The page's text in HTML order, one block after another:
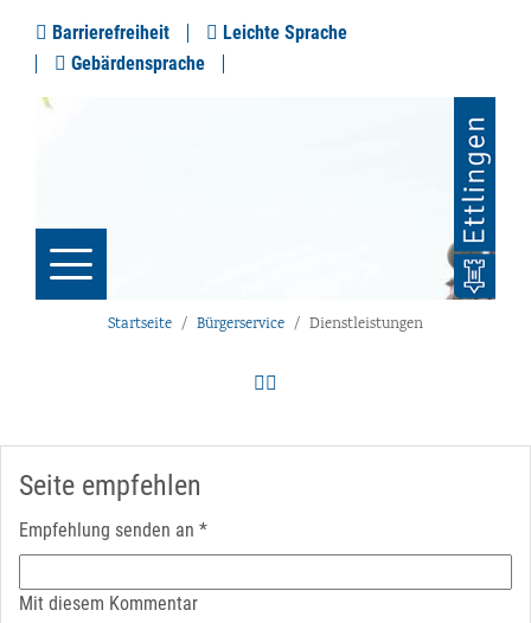
Barrierefreiheit
Leichte Sprache
Gebärdensprache
Startseite Bürgerservice Dienstleistungen
Seite empfehlen
Empfehlung senden an *
Mit diesem Kommentar